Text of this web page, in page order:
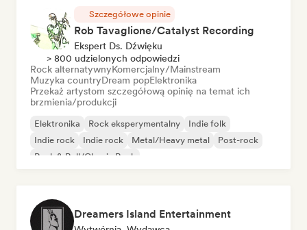
Szczegółowe opinie
Rob Tavaglione/Catalyst Recording
Ekspert Ds. Dźwięku
> 800 udzielonych odpowiedzi
Rock alternatywnyKomercjalny/Mainstream
Muzyka countryDream popElektronika
Przekaż artystom szczegółową opinię na temat ich
brzmienia/produkcji
Elektronika Rock eksperymentalny
Indie folk
Indie rock
Indie rock Metal/Heavy metal
Post-rock
Rock & Roll/Classic Rock
Dreamers Island Entertainment